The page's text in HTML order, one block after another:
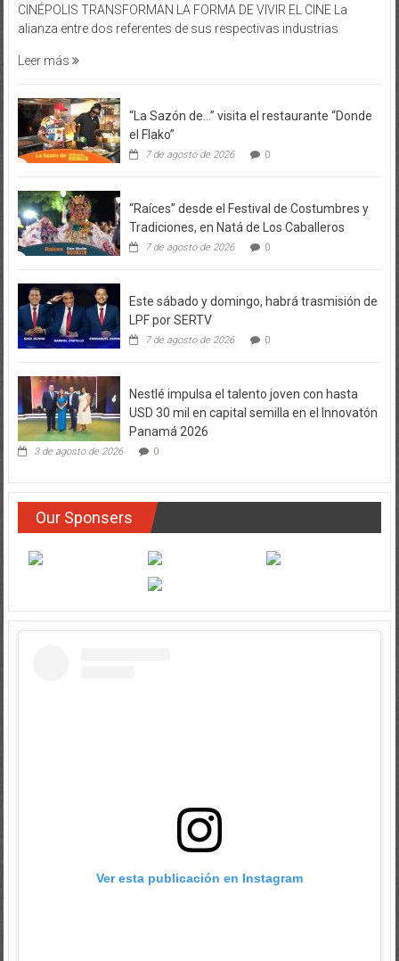
CINÉPOLIS TRANSFORMAN LA FORMA DE VIVIR EL CINE La
alianza entre dos referentes de sus respectivas industrias
Leer más
“La Sazón de…” visita el restaurante “Donde
el Flako”
7 de agosto de 2026 0
“Raíces” desde el Festival de Costumbres y
Tradiciones, en Natá de Los Caballeros
7 de agosto de 2026 0
Este sábado y domingo, habrá trasmisión de
LPF por SERTV
7 de agosto de 2026 0
Nestlé impulsa el talento joven con hasta
USD 30 mil en capital semilla en el Innovatón
Panamá 2026
3 de agosto de 2026 0
Our Sponsers
Ver esta publicación en Instagram